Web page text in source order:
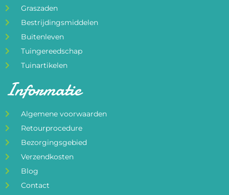
Graszaden
Bestrijdingsmiddelen
Buitenleven
Tuingereedschap
Tuinartikelen
Informatie
Algemene voorwaarden
Retourprocedure
Bezorgingsgebied
Verzendkosten
Blog
Contact